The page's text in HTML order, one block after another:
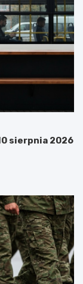
sierpnia 2026